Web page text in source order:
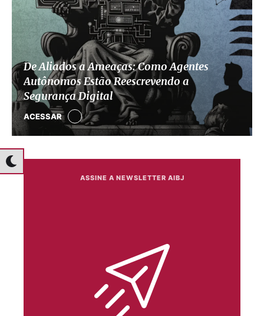
De Aliados a Ameaças: Como Agentes
Autônomos Estão Reescrevendo a
Segurança Digital
ACESSAR
ASSINE A NEWSLETTER AIBJ